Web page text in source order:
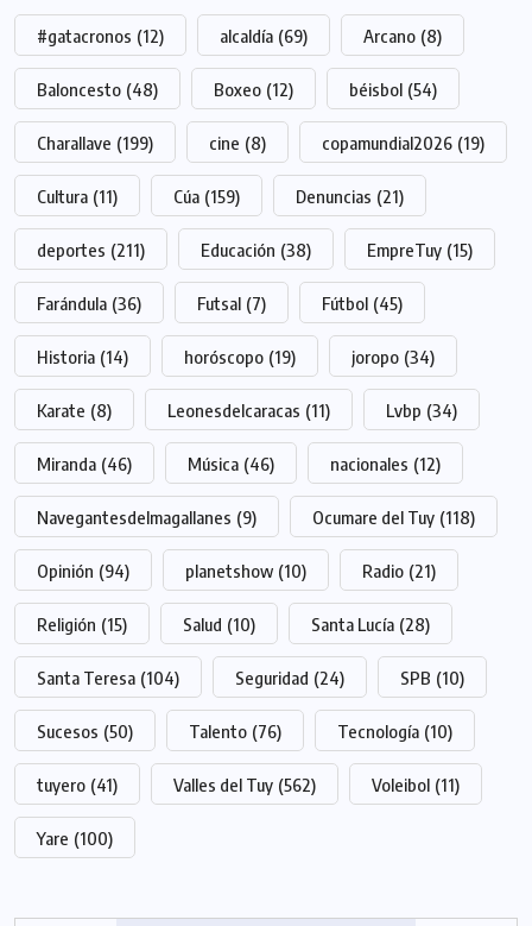
#gatacronos (12) alcaldía (69) Arcano (8)
Baloncesto (48) Boxeo (12) béisbol (54)
Charallave (199) cine (8) copamundial2026 (19)
Cultura (11) Cúa (159) Denuncias (21)
deportes (211) Educación (38) EmpreTuy (15)
Farándula (36) Futsal (7) Fútbol (45)
Historia (14) horóscopo (19) joropo (34)
Karate (8) Leonesdelcaracas (11) Lvbp (34)
Miranda (46) Música (46) nacionales (12)
Navegantesdelmagallanes (9) Ocumare del Tuy (118)
Opinión (94) planetshow (10) Radio (21)
Religión (15) Salud (10) Santa Lucía (28)
Santa Teresa (104) Seguridad (24) SPB (10)
Sucesos (50) Talento (76) Tecnología (10)
tuyero (41) Valles del Tuy (562) Voleibol (11)
Yare (100)